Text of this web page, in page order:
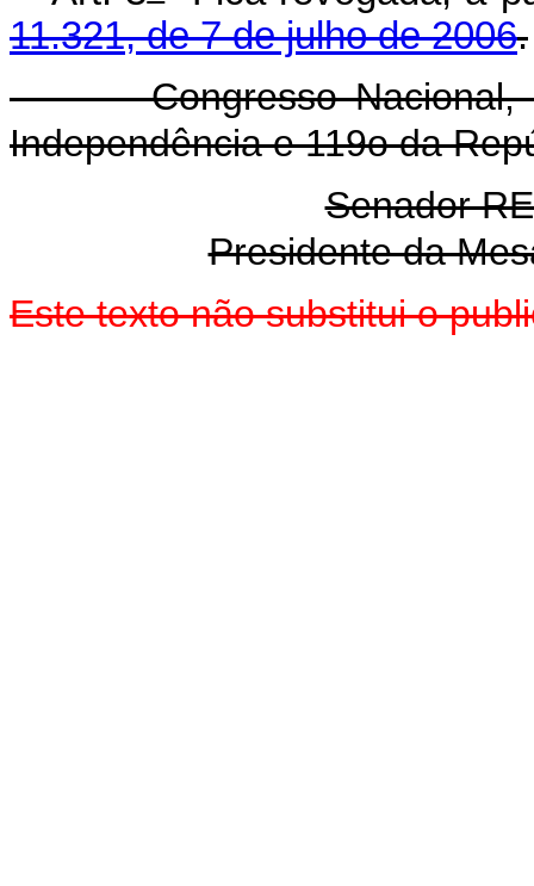
11.321, de 7 de julho de 2006.
Congresso Nacional,
Independência e 119o da
Senador
Presidente da
Este texto não substitui o